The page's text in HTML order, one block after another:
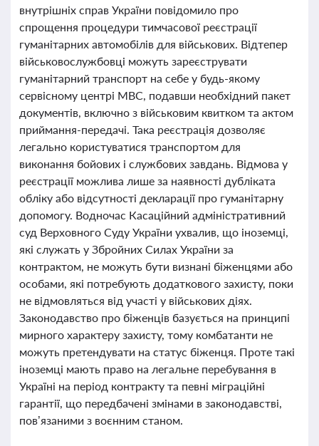
внутрішніх справ України повідомило про
спрощення процедури тимчасової реєстрації
гуманітарних автомобілів для військових. Відтепер
військовослужбовці можуть зареєструвати
гуманітарний транспорт на себе у будь-якому
сервісному центрі МВС, подавши необхідний пакет
документів, включно з військовим квитком та актом
приймання-передачі. Така реєстрація дозволяє
легально користуватися транспортом для
виконання бойових і службових завдань. Відмова у
реєстрації можлива лише за наявності дубліката
обліку або відсутності декларації про гуманітарну
допомогу. Водночас Касаційний адміністративний
суд Верховного Суду України ухвалив, що іноземці,
які служать у Збройних Силах України за
контрактом, не можуть бути визнані біженцями або
особами, які потребують додаткового захисту, поки
не відмовляться від участі у військових діях.
Законодавство про біженців базується на принципі
мирного характеру захисту, тому комбатанти не
можуть претендувати на статус біженця. Проте такі
іноземці мають право на легальне перебування в
Україні на період контракту та певні міграційні
гарантії, що передбачені змінами в законодавстві,
пов’язаними з воєнним станом.